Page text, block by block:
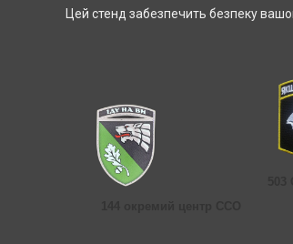
Цей стенд забезпечить безпеку